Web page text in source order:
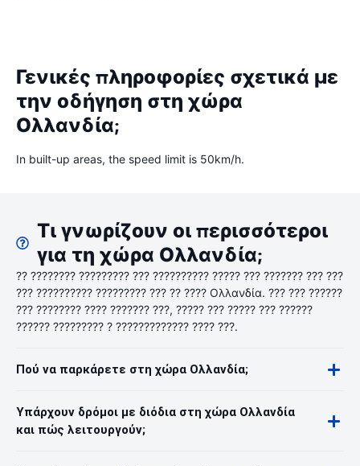
Γενικές πληροφορίες σχετικά με
την οδήγηση στη χώρα
Ολλανδία;
In built-up areas, the speed limit is 50km/h.
Τι γνωρίζουν οι περισσότεροι
για τη χώρα Ολλανδία;
?? ???????? ????????? ??? ?????????? ????? ??? ??????? ??? ???
??? ?????????? ????????? ??? ?? ???? Ολλανδία. ??? ??? ??????
??? ???????? ???? ??????? ???, ????? ??? ????? ??? ??????
?????? ????????? ? ????????????? ???? ???.
Πού να παρκάρετε στη χώρα Ολλανδία;
Υπάρχουν δρόμοι με διόδια στη χώρα Ολλανδία
και πώς λειτουργούν;